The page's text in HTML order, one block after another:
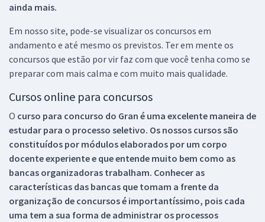
ainda mais.
Em nosso site, pode-se visualizar os concursos em
andamento e até mesmo os previstos. Ter em mente os
concursos que estão por vir faz com que você tenha como se
preparar com mais calma e com muito mais qualidade.
Cursos online para concursos
O curso para concurso do Gran é uma excelente maneira de
estudar para o processo seletivo. Os nossos cursos são
constituídos por módulos elaborados por um corpo
docente experiente e que entende muito bem como as
bancas organizadoras trabalham. Conhecer as
características das bancas que tomam a frente da
organização de concursos é importantíssimo, pois cada
uma tem a sua forma de administrar os processos